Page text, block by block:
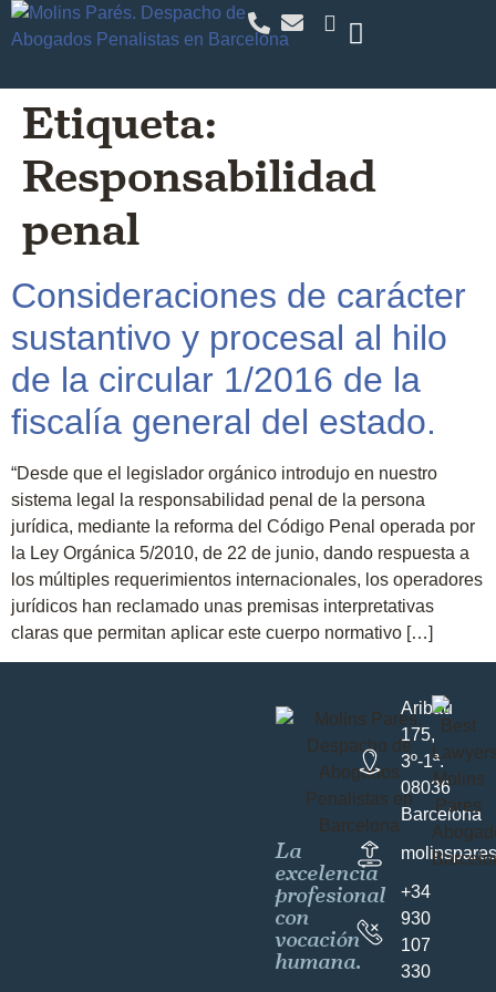
Etiqueta:
Responsabilidad
penal
Consideraciones de carácter
sustantivo y procesal al hilo
de la circular 1/2016 de la
fiscalía general del estado.
“Desde que el legislador orgánico introdujo en nuestro
sistema legal la responsabilidad penal de la persona
jurídica, mediante la reforma del Código Penal operada por
la Ley Orgánica 5/2010, de 22 de junio, dando respuesta a
los múltiples requerimientos internacionales, los operadores
jurídicos han reclamado unas premisas interpretativas
claras que permitan aplicar este cuerpo normativo […]
La
excelencia
profesional
con
vocación
humana.
Aribau
175,
3º-1ª.
08036
Barcelona
+34
930
107
330